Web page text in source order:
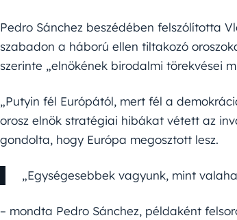
Pedro Sánchez beszédében felszólította
szabadon a háború ellen tiltakozó
szerinte „elnökének birodalmi törekvései
„Putyin fél Európától, mert fél a
orosz elnök stratégiai hibákat vétett az
gondolta, hogy Európa megosztott lesz.
„Egységesebbek vagyunk, mint
– mondta Pedro Sánchez, példaként